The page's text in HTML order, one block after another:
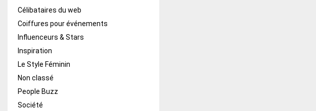
Célibataires du web
Coiffures pour événements
Influenceurs & Stars
Inspiration
Le Style Féminin
Non classé
People Buzz
Société